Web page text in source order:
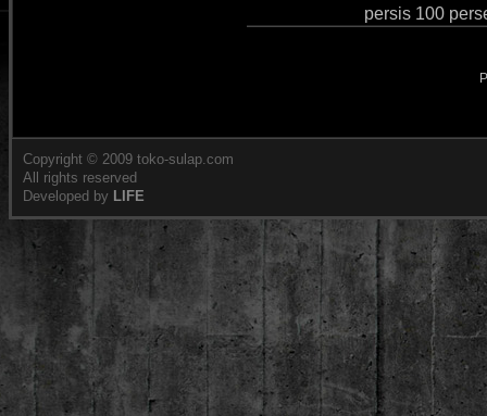
persis 100
Copyright © 2009 toko-sulap.com
All rights reserved
Developed by LIFE